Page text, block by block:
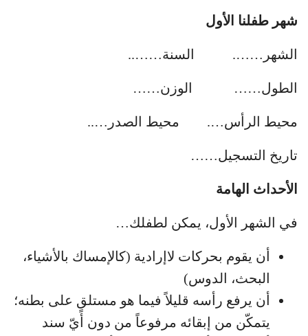
شهر طفلنا الأول
الشهر……. السنة……..
الطول…… الوزن……
محيط الرأس…. محيط الصدر…..
تاريخ التسجيل……
الأحداث الهامة
في الشهر الأول، يمكن لطفلك…
أن يقوم بحركات لاإرادية (كالإمساك بالأشياء،
البحث، الدوس)
أن يرفع رأسه قليلاً فيما هو مستلقٍ على بطنه؛
يتمكّن من إبقائه مرفوعاً من دون أيّ سند